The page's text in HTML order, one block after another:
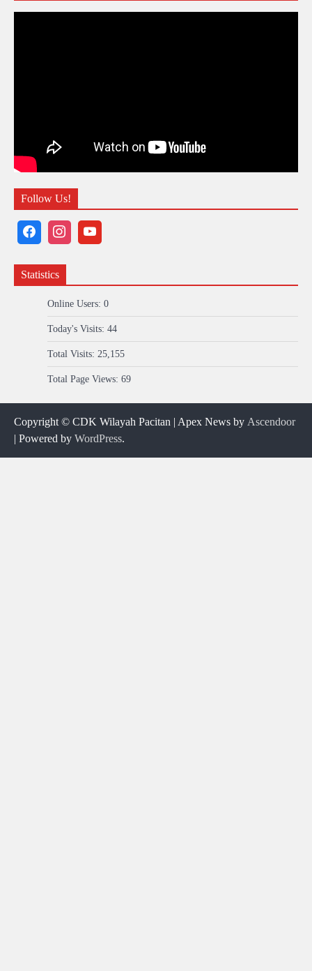
Follow Us!
Statistics
Online Users: 0
Today's Visits: 44
Total Visits: 25,155
Total Page Views: 69
Copyright © CDK Wilayah Pacitan | Apex News by Ascendoor
| Powered by WordPress.